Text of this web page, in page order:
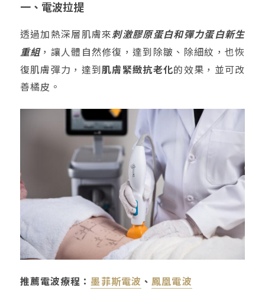
一、電波拉提
透過加熱深層肌膚來刺激膠原蛋白和彈力蛋白新生
重組，讓人體自然修復，達到除皺、除細紋，也恢
復肌膚彈力，達到肌膚緊緻抗老化的效果，並可改
善橘皮。
推薦電波療程： 墨菲斯電波 、 鳳凰電波